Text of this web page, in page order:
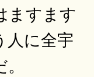
ますます
人に全宇